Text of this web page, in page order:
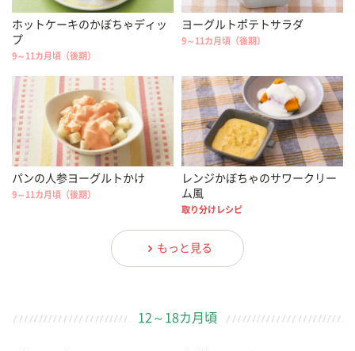
ホットケーキのかぼちゃディッ
プ
9～11カ月頃（後期）
ヨーグルトポテトサラダ
9～11カ月頃（後期）
パンの人参ヨーグルトかけ
9～11カ月頃（後期）
レンジかぼちゃのサワークリー
ム風
取り分けレシピ
もっと見る
12～18カ月頃